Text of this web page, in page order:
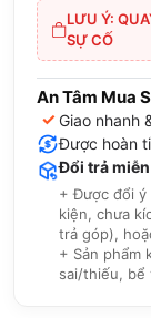
LƯU Ý:
SỰ CỐ
An Tâm Mua
✓ Giao nhanh
Được hoàn
Đổi trả
+ Được đổi ý
kiện, chưa
trả góp),
+ Sản phẩm
sai/thiếu, bể